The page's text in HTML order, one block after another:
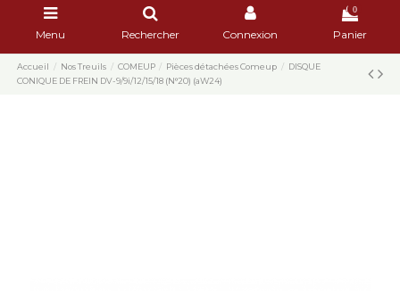
Menu Rechercher Connexion
0
Panier
Accueil Nos Treuils COMEUP Pièces détachées Comeup
DISQUE
CONIQUE DE FREIN DV-9/9i/12/15/18 (N°20) (aW24)